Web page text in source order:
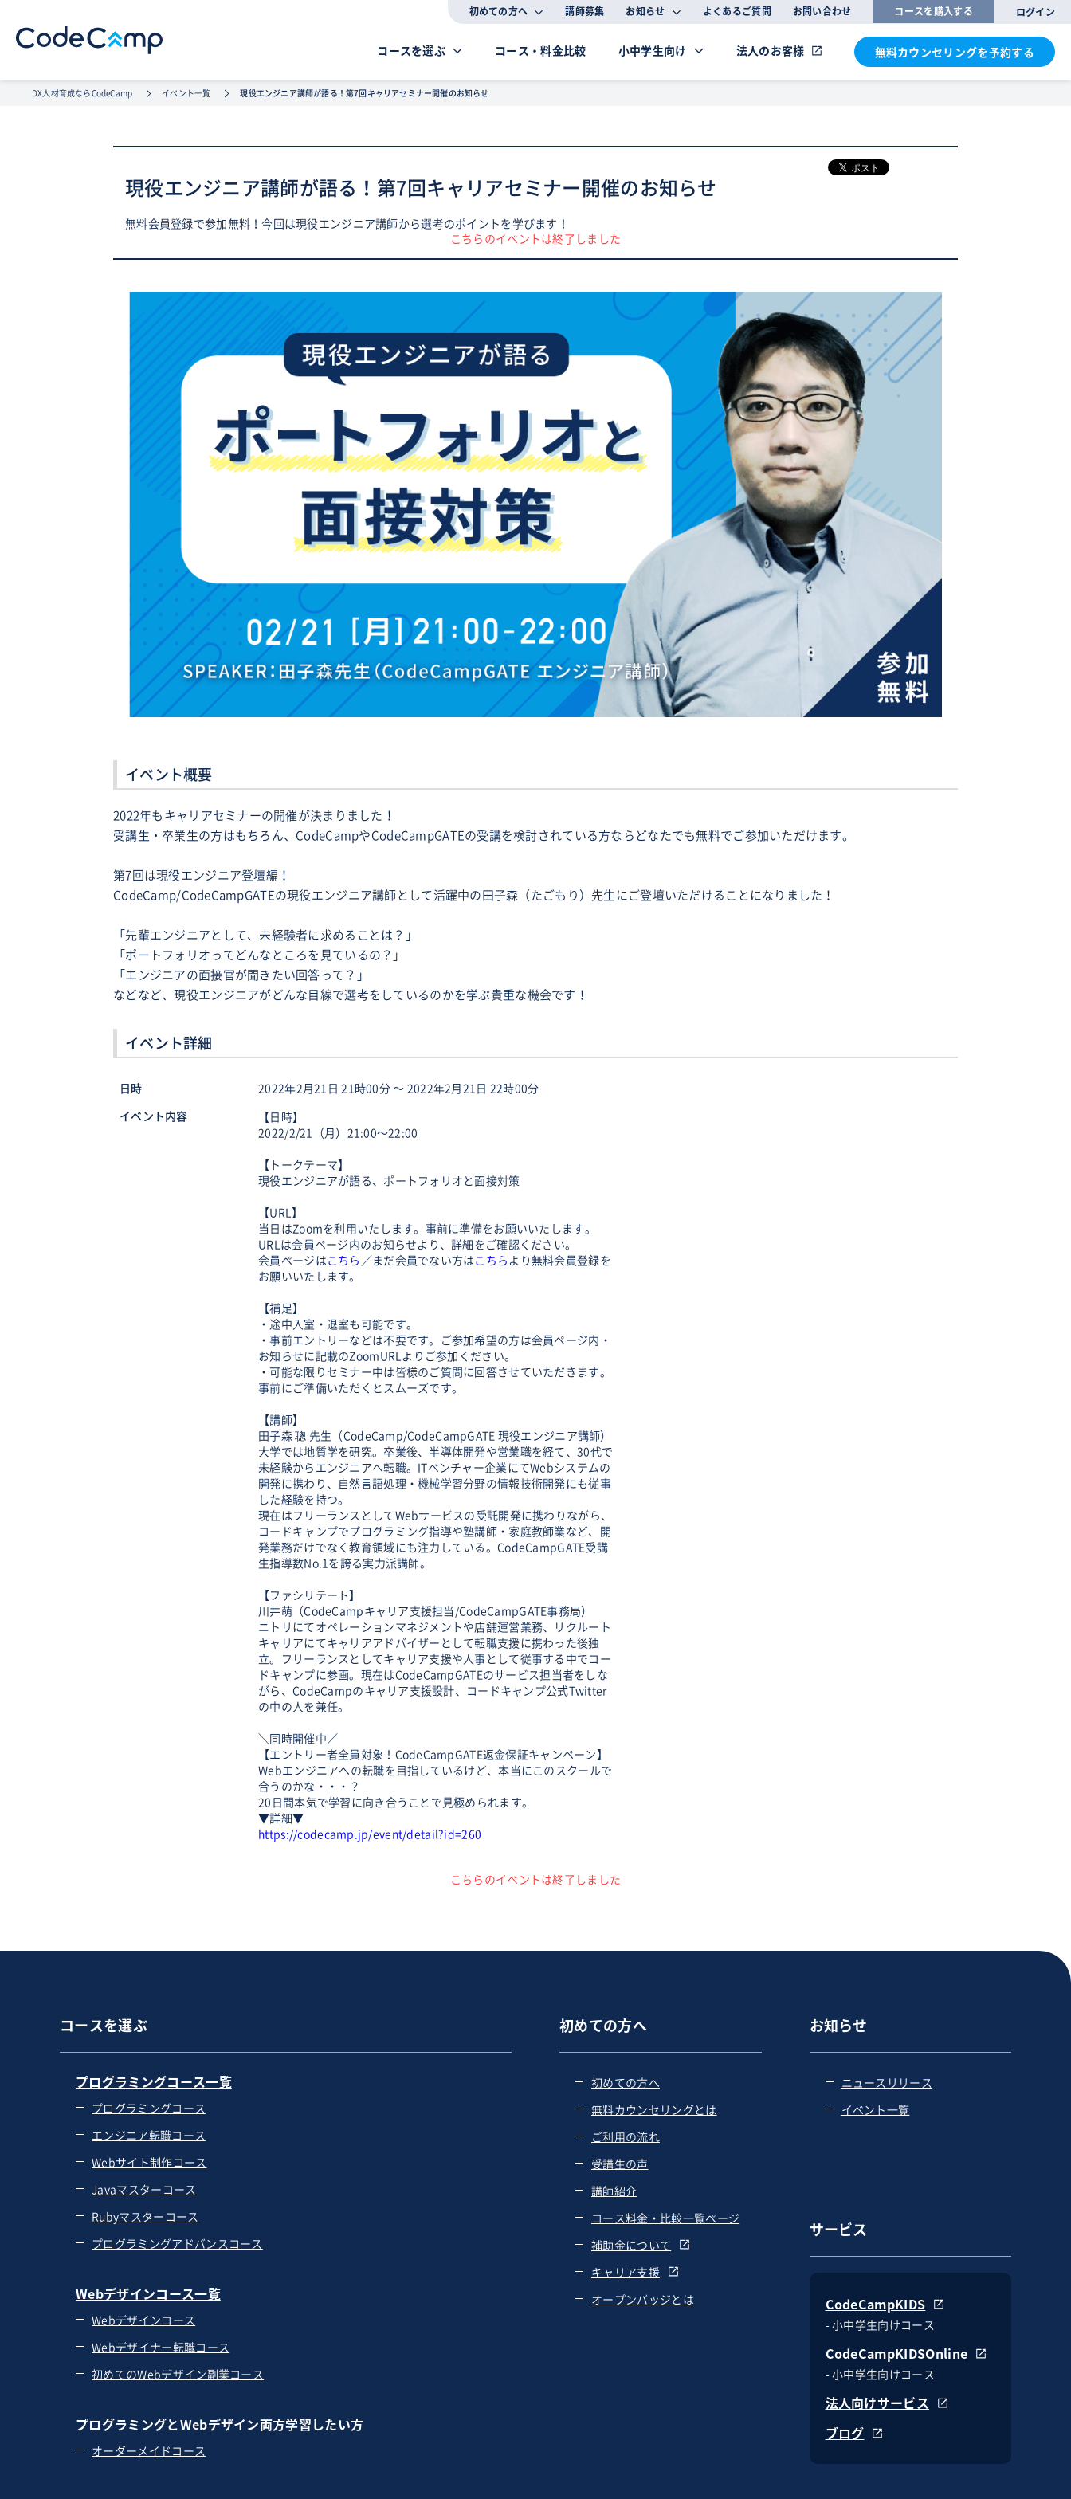
初めての方へ 講師募集 お知らせ よくあるご質問 お問い合わせ コースを購入する ログイン
コースを選ぶ コース・料金比較 小中学生向け 法人のお客様 無料カウンセリングを予約する
DX人材育成ならCodeCamp イベント一覧 現役エンジニア講師が語る！第7回キャリアセミナー開催のお知らせ
現役エンジニア講師が語る！第7回キャリアセミナー開催のお知らせ
無料会員登録で参加無料！今回は現役エンジニア講師から選考のポイントを学びます！
こちらのイベントは終了しました
イベント概要
2022年もキャリアセミナーの開催が決まりました！
受講生・卒業生の方はもちろん、CodeCampやCodeCampGATEの受講を検討されている方ならどなたでも無料でご参加いただけます。
第7回は現役エンジニア登壇編！
CodeCamp/CodeCampGATEの現役エンジニア講師として活躍中の田子森（たごもり）先生にご登壇いただけることになりました！
「先輩エンジニアとして、未経験者に求めることは？」
「ポートフォリオってどんなところを見ているの？」
「エンジニアの面接官が聞きたい回答って？」
などなど、現役エンジニアがどんな目線で選考をしているのかを学ぶ貴重な機会です！
イベント詳細
日時
2022年2月21日 21時00分 〜 2022年2月21日 22時00分
イベント内容
【日時】
2022/2/21（月）21:00〜22:00
【トークテーマ】
現役エンジニアが語る、ポートフォリオと面接対策
【URL】
当日はZoomを利用いたします。事前に準備をお願いいたします。
URLは会員ページ内のお知らせより、詳細をご確認ください。
会員ページはこちら ／まだ会員でない方はこちら より無料会員登録を
お願いいたします。
【補足】
・途中入室・退室も可能です。
・事前エントリーなどは不要です。ご参加希望の方は会員ページ内・
お知らせに記載のZoomURLよりご参加ください。
・可能な限りセミナー中は皆様のご質問に回答させていただきます。
事前にご準備いただくとスムーズです。
【講師】
田子森 聰 先生（CodeCamp/CodeCampGATE 現役エンジニア講師）
大学では地質学を研究。卒業後、半導体開発や営業職を経て、30代で
未経験からエンジニアへ転職。ITベンチャー企業にてWebシステムの
開発に携わり、自然言語処理・機械学習分野の情報技術開発にも従事
した経験を持つ。
現在はフリーランスとしてWebサービスの受託開発に携わりながら、
コードキャンプでプログラミング指導や塾講師・家庭教師業など、開
発業務だけでなく教育領域にも注力している。CodeCampGATE受講
生指導数No.1を誇る実力派講師。
【ファシリテート】
川井萌（CodeCampキャリア支援担当/CodeCampGATE事務局）
ニトリにてオペレーションマネジメントや店舗運営業務、リクルート
キャリアにてキャリアアドバイザーとして転職支援に携わった後独
立。フリーランスとしてキャリア支援や人事として従事する中でコー
ドキャンプに参画。現在はCodeCampGATEのサービス担当者をしな
がら、CodeCampのキャリア支援設計、コードキャンプ公式Twitter
の中の人を兼任。
＼同時開催中／
【エントリー者全員対象！CodeCampGATE返金保証キャンペーン】
Webエンジニアへの転職を目指しているけど、本当にこのスクールで
合うのかな・・・？
20日間本気で学習に向き合うことで見極められます。
▼詳細▼
https://codecamp.jp/event/detail?id=260
こちらのイベントは終了しました
コースを選ぶ
プログラミングコース一覧
プログラミングコース
エンジニア転職コース
Webサイト制作コース
Javaマスターコース
Rubyマスターコース
プログラミングアドバンスコース
Webデザインコース一覧
Webデザインコース
Webデザイナー転職コース
初めてのWebデザイン副業コース
プログラミングとWebデザイン両方学習したい方
オーダーメイドコース
初めての方へ
初めての方へ
無料カウンセリングとは
ご利用の流れ
受講生の声
講師紹介
コース料金・比較一覧ページ
補助金について
キャリア支援
オープンバッジとは
お知らせ
ニュースリリース
イベント一覧
サービス
CodeCampKIDS
- 小中学生向けコース
CodeCampKIDSOnline
- 小中学生向けコース
法人向けサービス
ブログ